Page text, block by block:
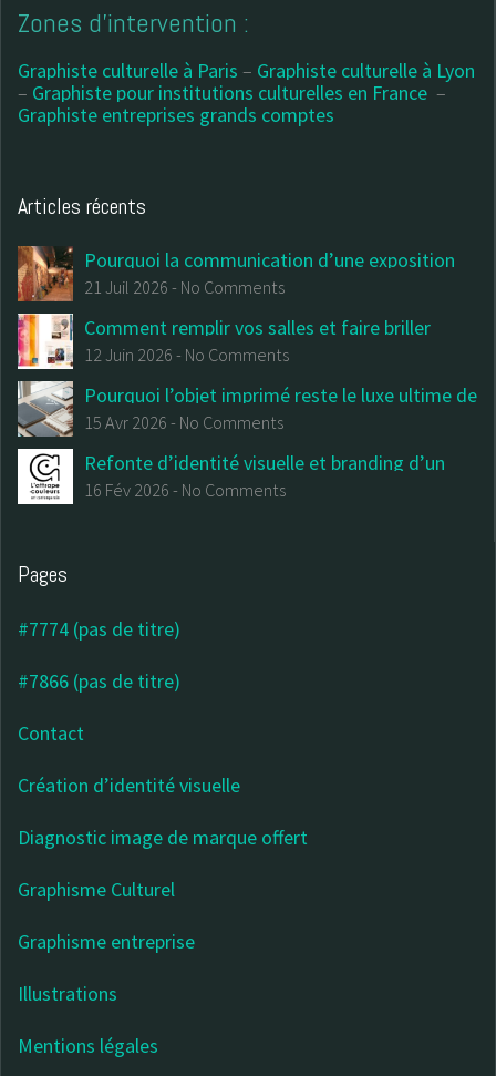
Zones d’intervention :
Graphiste culturelle à Paris – Graphiste culturelle à Lyon
– Graphiste pour institutions culturelles en France –
Graphiste entreprises grands comptes
Articles récents
Pourquoi la communication d’une exposition
commence avant la première salle
21 Juil 2026 - No Comments
Comment remplir vos salles et faire briller
votre institution : Le (vrai) guide du design
culturel et de la billetterie
12 Juin 2026 - No Comments
Pourquoi l’objet imprimé reste le luxe ultime de
votre communication institutionnelle
15 Avr 2026 - No Comments
Refonte d’identité visuelle et branding d’un
centre d’art contemporain
16 Fév 2026 - No Comments
Pages
#7774 (pas de titre)
#7866 (pas de titre)
Contact
Création d’identité visuelle
Diagnostic image de marque offert
Graphisme Culturel
Graphisme entreprise
Illustrations
Mentions légales